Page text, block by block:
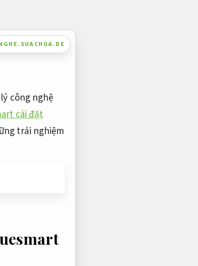
công nghệ
cài đặt
trải nghiệm